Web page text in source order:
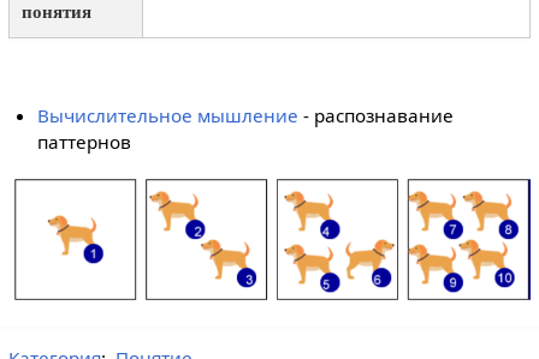
понятия
Вычислительное мышление - распознавание
паттернов